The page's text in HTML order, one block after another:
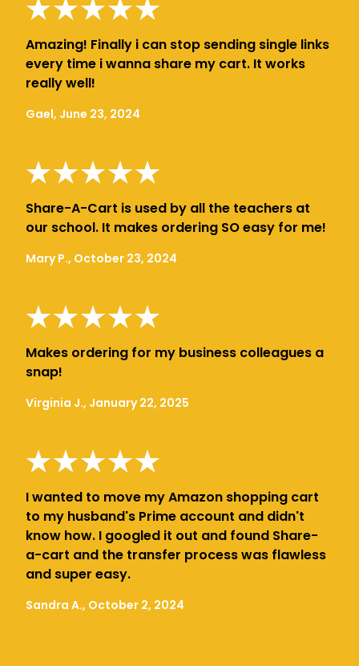
Amazing! Finally i can stop sending single links
every time i wanna share my cart. It works
really well!
Gael, June 23, 2024
Share-A-Cart is used by all the teachers at
our school. It makes ordering SO easy for me!
Mary P., October 23, 2024
Makes ordering for my business colleagues a
snap!
Virginia J., January 22, 2025
I wanted to move my Amazon shopping cart
to my husband's Prime account and didn't
know how. I googled it out and found Share-
a-cart and the transfer process was flawless
and super easy.
Sandra A., October 2, 2024